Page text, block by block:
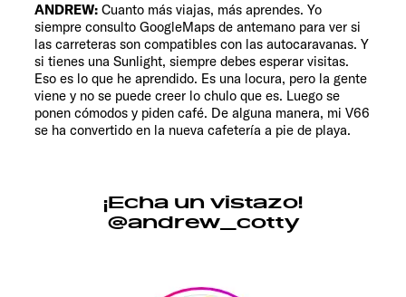
ANDREW: Cuanto más viajas, más aprendes. Yo
siempre consulto GoogleMaps de antemano para ver si
las carreteras son compatibles con las autocaravanas. Y
si tienes una Sunlight, siempre debes esperar visitas.
Eso es lo que he aprendido. Es una locura, pero la gente
viene y no se puede creer lo chulo que es. Luego se
ponen cómodos y piden café. De alguna manera, mi V66
se ha convertido en la nueva cafetería a pie de playa.
¡Echa un vistazo!
@andrew_cotty